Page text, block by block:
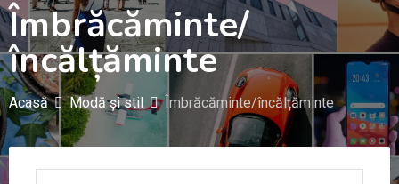
Îmbrăcăminte/
încălțăminte
Acasă Modă și stil Îmbrăcăminte/încălțăminte